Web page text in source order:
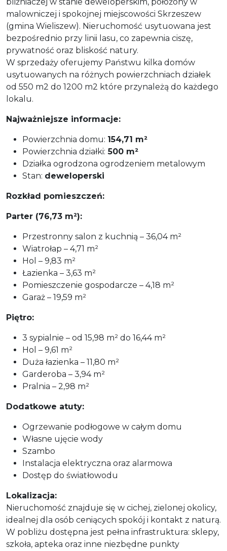
malowniczej i spokojnej miejscowości Skrzeszew
(gmina Wieliszew). Nieruchomość usytuowana jest
bezpośrednio przy linii lasu, co zapewnia ciszę,
prywatność oraz bliskość natury.
W sprzedaży oferujemy Państwu kilka domów
usytuowanych na różnych powierzchniach działek
od 550 m2 do 1200 m2 które przynależą do każdego
lokalu.
Najważniejsze informacje:
Powierzchnia domu: 154,71 m²
Powierzchnia działki: 500 m²
Działka ogrodzona ogrodzeniem metalowym
Stan: deweloperski
Rozkład pomieszczeń:
Parter (76,73 m²):
Przestronny salon z kuchnią – 36,04 m²
Wiatrołap – 4,71 m²
Hol – 9,83 m²
Łazienka – 3,63 m²
Pomieszczenie gospodarcze – 4,18 m²
Garaż – 19,59 m²
Piętro:
3 sypialnie – od 15,98 m² do 16,44 m²
Hol – 9,61 m²
Duża łazienka – 11,80 m²
Garderoba – 3,94 m²
Pralnia – 2,98 m²
Dodatkowe atuty:
Ogrzewanie podłogowe w całym domu
Własne ujęcie wody
Szambo
Instalacja elektryczna oraz alarmowa
Dostęp do światłowodu
Lokalizacja:
Nieruchomość znajduje się w cichej, zielonej okolicy,
idealnej dla osób ceniących spokój i kontakt z naturą.
W pobliżu dostępna jest pełna infrastruktura: sklepy,
szkoła, apteka oraz inne niezbędne punkty